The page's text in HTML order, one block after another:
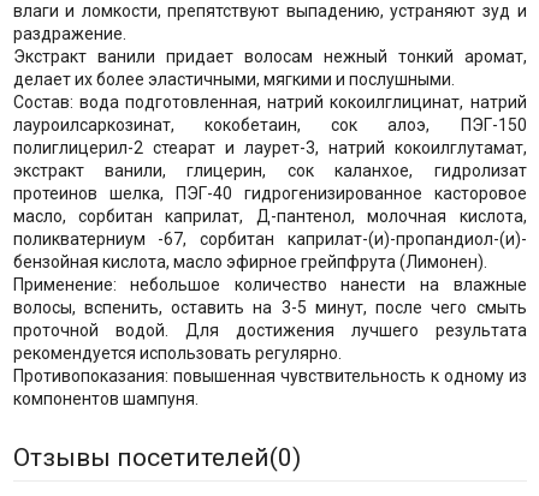
влаги и ломкости, препятствуют выпадению, устраняют зуд и
раздражение.
Экстракт ванили придает волосам нежный тонкий аромат,
делает их более эластичными, мягкими и послушными.
Состав: вода подготовленная, натрий кокоилглицинат, натрий
лауроилсаркозинат, кокобетаин, сок алоэ, ПЭГ-150
полиглицерил-2 стеарат и лаурет-3, натрий кокоилглутамат,
экстракт ванили, глицерин, сок каланхое, гидролизат
протеинов шелка, ПЭГ-40 гидрогенизированное касторовое
масло, сорбитан каприлат, Д-пантенол, молочная кислота,
поликватерниум -67, сорбитан каприлат-(и)-пропандиол-(и)-
бензойная кислота, масло эфирное грейпфрута (Лимонен).
Применение: небольшое количество нанести на влажные
волосы, вспенить, оставить на 3-5 минут, после чего смыть
проточной водой. Для достижения лучшего результата
рекомендуется использовать регулярно.
Противопоказания: повышенная чувствительность к одному из
компонентов шампуня.
Отзывы посетителей(0)